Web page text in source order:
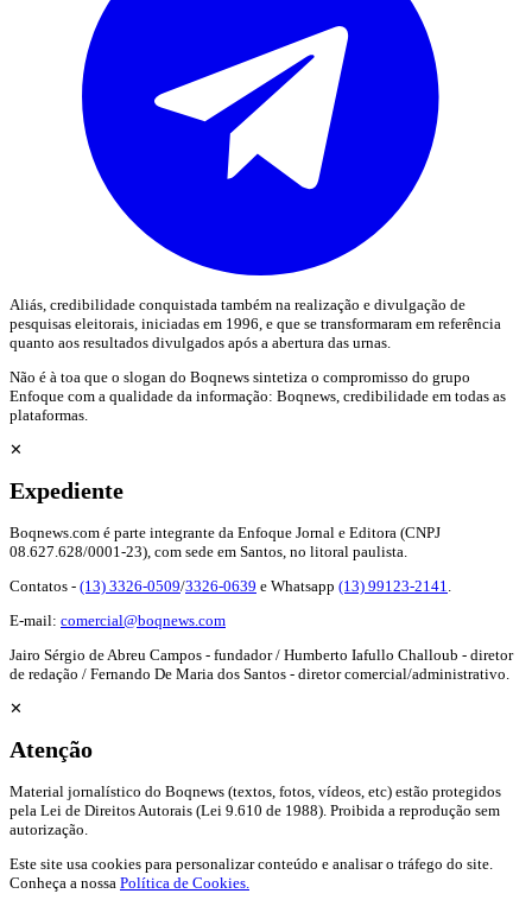
Aliás, credibilidade conquistada também na realização e divulgação de
pesquisas eleitorais, iniciadas em 1996, e que se transformaram em referência
quanto aos resultados divulgados após a abertura das urnas.
Não é à toa que o slogan do Boqnews sintetiza o compromisso do grupo
Enfoque com a qualidade da informação: Boqnews, credibilidade em todas as
plataformas.
✕
Expediente
Boqnews.com é parte integrante da Enfoque Jornal e Editora (CNPJ
08.627.628/0001-23), com sede em Santos, no litoral paulista.
Contatos - (13) 3326-0509/3326-0639 e Whatsapp (13) 99123-2141
E-mail: comercial@boqnews.com
Jairo Sérgio de Abreu Campos - fundador / Humberto Iafullo Challoub - diretor
de redação / Fernando De Maria dos Santos - diretor comercial/administrativo.
✕
Atenção
Material jornalístico do Boqnews (textos, fotos, vídeos, etc) estão protegidos
pela Lei de Direitos Autorais (Lei 9.610 de 1988). Proibida a reprodução sem
autorização.
Este site usa cookies para personalizar conteúdo e analisar o tráfego do site.
Conheça a nossa Política de Cookies.